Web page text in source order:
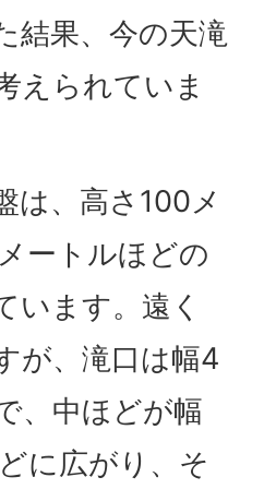
結果、今の天滝
えられていま
は、高さ100メ
ートルほどの
います。遠く
が、滝口は幅4
、中ほどが幅
に広がり、そ